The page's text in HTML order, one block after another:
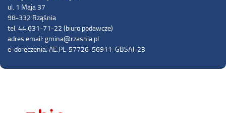
ul. 1 Maja 37
98-332 Rząśnia
tel. 44 631-71-22 (biuro podawcze)
adres email: gmina@rzasnia.pl
e-doręczenia: AE:PL-57726-56911-GBSAJ-23